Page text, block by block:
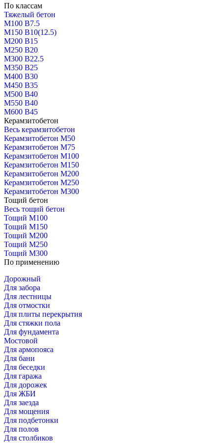
По классам
Тяжелый бетон
М100 В7.5
М150 В10(12.5)
М200 В15
М250 В20
М300 В22.5
М350 В25
М400 В30
М450 В35
М500 В40
М550 В40
М600 В45
Керамзитобетон
Весь керамзитобетон
Керамзитобетон М50
Керамзитобетон М75
Керамзитобетон М100
Керамзитобетон М150
Керамзитобетон М200
Керамзитобетон М250
Керамзитобетон М300
Тощий бетон
Весь тощий бетон
Тощий М100
Тощий М150
Тощий М200
Тощий М250
Тощий М300
По применению
Дорожный
Для забора
Для лестницы
Для отмостки
Для плиты перекрытия
Для стяжки пола
Для фундамента
Мостовой
Для армопояса
Для бани
Для беседки
Для гаража
Для дорожек
Для ЖБИ
Для заезда
Для мощения
Для подбетонки
Для полов
Для столбиков